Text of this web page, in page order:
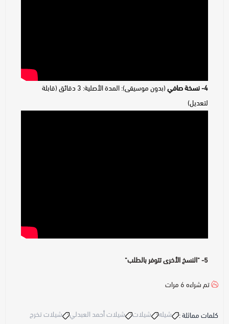
4- نسخة صافي
(بدون موسيقى): المدة الأصلية: 3 دقائق (قابلة
لتعديل)
5- "النسخ الأخرى تتوفر بالطلب"
تم شراءه6 مرات
كلمات مماثلة : شيله شيلات شيلات أحمد العبدلي شيلات تخرج